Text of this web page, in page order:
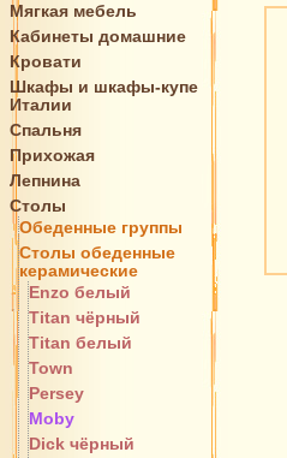
Мягкая мебель
Кабинеты домашние
Кровати
Шкафы и шкафы-купе
Италии
Спальня
Прихожая
Лепнина
Столы
Обеденные группы
Столы обеденные
керамические
Enzo белый
Titan чёрный
Titan белый
Town
Persey
Moby
Dick чёрный